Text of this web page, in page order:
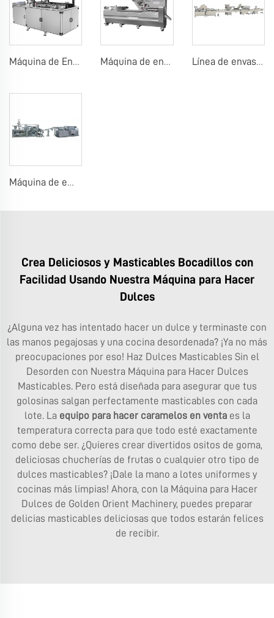
Máquina de Envoltura con Celofán Máquina de envasado de almohadillas de caramelos, chicle o chocolate Línea de envasado por conteo de chicles o caramelos en tableta
Máquina de embalaje de blísteres de chicles
Crea Deliciosos y Masticables Bocadillos con
Facilidad Usando Nuestra Máquina para Hacer
Dulces
¿Alguna vez has intentado hacer un dulce y terminaste con
las manos pegajosas y una cocina desordenada? ¡Ya no más
preocupaciones por eso! Haz Dulces Masticables Sin el
Desorden con Nuestra Máquina para Hacer Dulces
Masticables. Pero está diseñada para asegurar que tus
golosinas salgan perfectamente masticables con cada
lote. La equipo para hacer caramelos en venta es la
temperatura correcta para que todo esté exactamente
como debe ser. ¿Quieres crear divertidos ositos de goma,
deliciosas chucherías de frutas o cualquier otro tipo de
dulces masticables? ¡Dale la mano a lotes uniformes y
cocinas más limpias! Ahora, con la Máquina para Hacer
Dulces de Golden Orient Machinery, puedes preparar
delicias masticables deliciosas que todos estarán felices
de recibir.